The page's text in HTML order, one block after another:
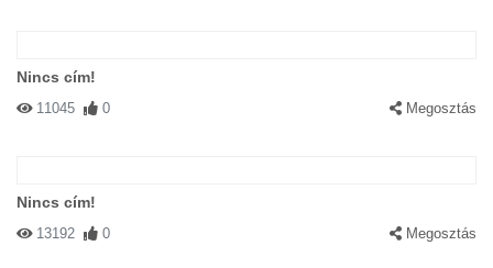
Nincs cím!
11045 0 Megosztás
Nincs cím!
13192 0 Megosztás